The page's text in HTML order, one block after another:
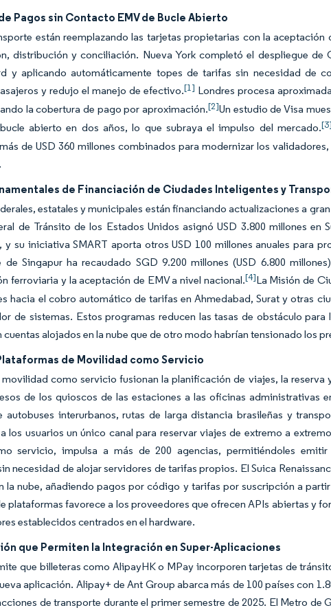
Pagos sin Contacto EMV de Bucle Abierto
están reemplazando las tarjetas propietarias con la
distribución y conciliación. Nueva York completó el despliegue de
y aplicando automáticamente topes de tarifas sin necesidad de
y redujo el manejo de efectivo.[1] Londres procesa
la cobertura de pago por aproximación.[2]Un estudio de Visa
abierto en dos años, lo que subraya el impulso del mercado.[3]
de USD 360 millones combinados para modernizar los
de Financiación de Ciudades Inteligentes y
estatales y municipales están financiando actualizaciones a
de Tránsito de los Estados Unidos asignó USD 3.800 millones en
y su iniciativa SMART aporta otros USD 100 millones anuales para
de Singapur ha recaudado SGD 9.200 millones (USD 6.800
ferroviaria y la aceptación de EMV a nivel nacional.[4]La Misión de
hacia el cobro automático de tarifas en Ahmedabad, Surat y otras
de sistemas. Estos programas reducen las tasas de obstáculo
cuentas alojados en la nube que de otro modo habrían tensionado los
de Movilidad como Servicio
como servicio fusionan la planificación de viajes, la reserva
de los quioscos de las estaciones a las oficinas administrativas
autobuses interurbanos, rutas de larga distancia brasileñas y
los usuarios un único canal para reservar viajes de extremo a
servicio, impulsa a más de 200 agencias, permitiéndoles
necesidad de alojar servidores de tarifas propios. El Suica
la nube, añadiendo pagos por código y tarifas por suscripción a
plataformas favorece a los proveedores que ofrecen APIs abiertas y
establecidos centrados en el hardware.
que Permiten la Integración en Super-Aplicaciones
que billeteras como AlipayHK o MPay incorporen tarjetas de
aplicación. Alipay+ de Ant Group abarca más de 100 países con
de transporte durante el primer semestre de 2025. El Metro de